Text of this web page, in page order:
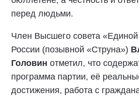
перед людьми.
Член Высшего совета
России (позывной «Струна»)
Головин отметил, что
программа партии, её
достижения, работа с